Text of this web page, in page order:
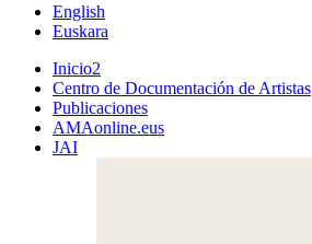
English
Euskara
Inicio2
Centro de Documentación de Artistas
Publicaciones
AMAonline.eus
JAI